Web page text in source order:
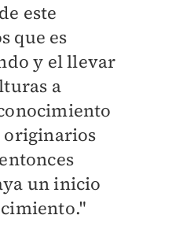
este
que es
y el llevar
a
originarios
un inicio